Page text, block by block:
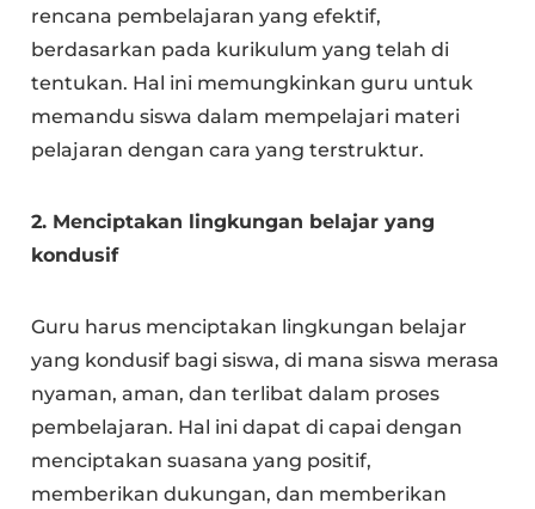
rencana pembelajaran yang efektif,
berdasarkan pada kurikulum yang telah di
tentukan. Hal ini memungkinkan guru untuk
memandu siswa dalam mempelajari materi
pelajaran dengan cara yang terstruktur.
2. Menciptakan lingkungan belajar yang
kondusif
Guru harus menciptakan lingkungan belajar
yang kondusif bagi siswa, di mana siswa merasa
nyaman, aman, dan terlibat dalam proses
pembelajaran. Hal ini dapat di capai dengan
menciptakan suasana yang positif,
memberikan dukungan, dan memberikan